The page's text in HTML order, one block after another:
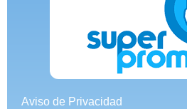
Aviso de Privacidad